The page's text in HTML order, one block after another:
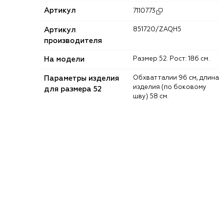
Артикул 7110773
Артикул
производителя
851720/ZAQH5
На модели Размер 52. Рост: 186 см.
Параметры изделия
для размера 52
Обхват талии 96 см, длина
изделия (по боковому
шву) 58 см.